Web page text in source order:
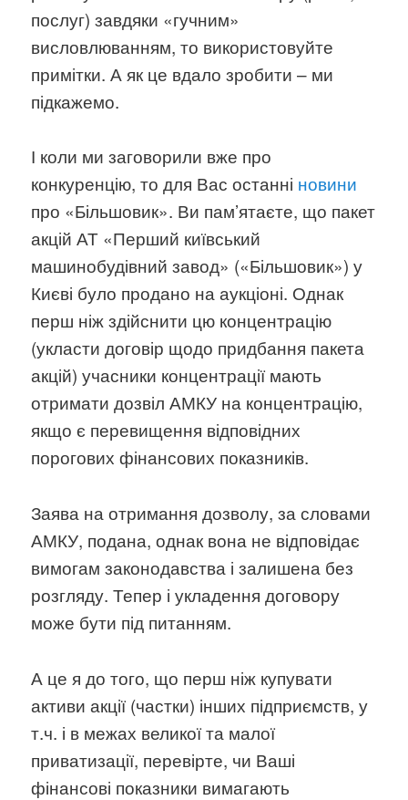
послуг) завдяки «гучним»
висловлюванням, то використовуйте
примітки. А як це вдало зробити – ми
підкажемо.
І коли ми заговорили вже про
конкуренцію, то для Вас останні новини
про «Більшовик». Ви пам’ятаєте, що пакет
акцій АТ «Перший київський
машинобудівний завод» («Більшовик») у
Києві було продано на аукціоні. Однак
перш ніж здійснити цю концентрацію
(укласти договір щодо придбання пакета
акцій) учасники концентрації мають
отримати дозвіл АМКУ на концентрацію,
якщо є перевищення відповідних
порогових фінансових показників.
Заява на отримання дозволу, за словами
АМКУ, подана, однак вона не відповідає
вимогам законодавства і залишена без
розгляду. Тепер і укладення договору
може бути під питанням.
А це я до того, що перш ніж купувати
активи акції (частки) інших підприємств, у
т.ч. і в межах великої та малої
приватизації, перевірте, чи Ваші
фінансові показники вимагають